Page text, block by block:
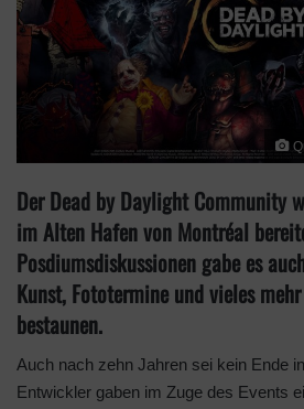
Der Dead by Daylight Community
im Alten Hafen von Montréal
Posdiumsdiskussionen gabe es
Kunst, Fototermine und vieles
bestaunen.
Auch nach zehn Jahren sei kein Ende
Entwickler gaben im Zuge des Events